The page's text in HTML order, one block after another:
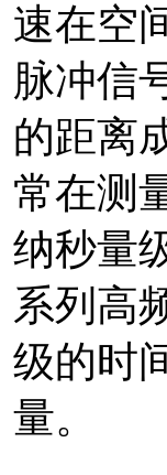
速在空
脉冲信
的距离
常在测
纳秒量
系列高
级的时
量。